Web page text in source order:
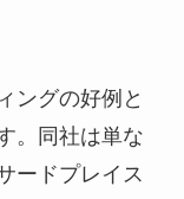
ングの好例と
。同社は単な
ードプレイス